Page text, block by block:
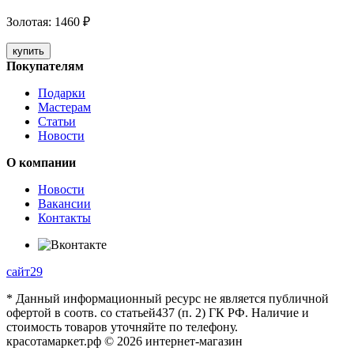
Золотая: 1460 ₽
купить
Покупателям
Подарки
Мастерам
Статьи
Новости
О компании
Новости
Вакансии
Контакты
сайт29
* Данный информационный ресурс не является публичной
офертой в соотв. со статьей437 (п. 2) ГК РФ. Наличие и
стоимость товаров уточняйте по телефону.
красотамаркет.рф © 2026 интернет-магазин